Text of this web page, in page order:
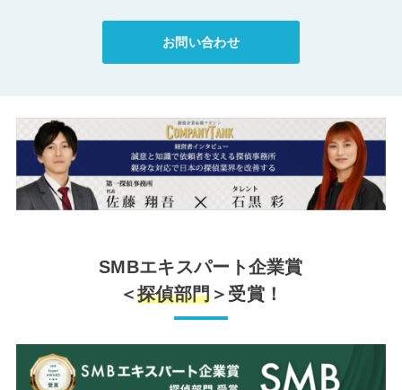
お問い合わせ
SMBエキスパート企業賞
＜探偵部門 ＞受賞！